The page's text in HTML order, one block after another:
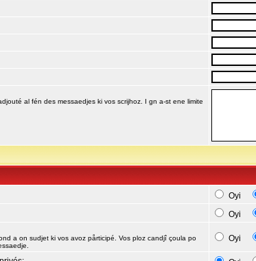
al fén des messaedjes ki vos scrijhoz. I gn a-st ene limite
Oyi
Oyi
a on sudjet ki vos avoz pårticipé. Vos ploz candjî çoula po
Oyi